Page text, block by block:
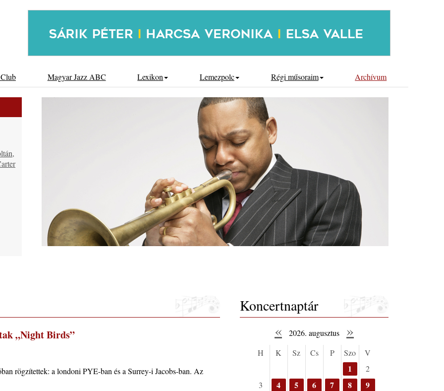
Magyar Jazz ABC Lexikon Lemezpolc Régi műsoraim Archívum
„Night Birds”
rögzítettek: a londoni PYE-ban és a Surrey-i Jacobs-ban. Az
Koncertnaptár
« 2026. augusztus »
H K Sz Cs P Szo V
1
2
3
4 5 6 7 8 9